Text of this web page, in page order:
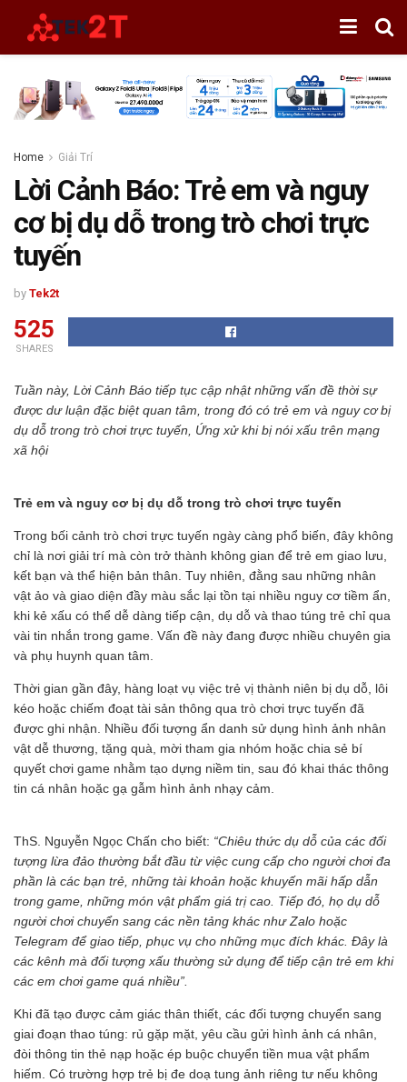
Home Giải Trí
Lời Cảnh Báo: Trẻ em và nguy
cơ bị dụ dỗ trong trò chơi trực
tuyến
by Tek2t
525
SHARES
Tuần này, Lời Cảnh Báo tiếp tục cập nhật những vấn đề thời sự
được dư luận đặc biệt quan tâm, trong đó có trẻ em và nguy cơ bị
dụ dỗ trong trò chơi trực tuyến, Ứng xử khi bị nói xấu trên mạng
xã hội
Trẻ em và nguy cơ bị dụ dỗ trong trò chơi trực tuyến
Trong bối cảnh trò chơi trực tuyến ngày càng phổ biến, đây không
chỉ là nơi giải trí mà còn trở thành không gian để trẻ em giao lưu,
kết bạn và thể hiện bản thân. Tuy nhiên, đằng sau những nhân
vật ảo và giao diện đầy màu sắc lại tồn tại nhiều nguy cơ tiềm ẩn,
khi kẻ xấu có thể dễ dàng tiếp cận, dụ dỗ và thao túng trẻ chỉ qua
vài tin nhắn trong game. Vấn đề này đang được nhiều chuyên gia
và phụ huynh quan tâm.
Thời gian gần đây, hàng loạt vụ việc trẻ vị thành niên bị dụ dỗ, lôi
kéo hoặc chiếm đoạt tài sản thông qua trò chơi trực tuyến đã
được ghi nhận. Nhiều đối tượng ẩn danh sử dụng hình ảnh nhân
vật dễ thương, tặng quà, mời tham gia nhóm hoặc chia sẻ bí
quyết chơi game nhằm tạo dựng niềm tin, sau đó khai thác thông
tin cá nhân hoặc gạ gẫm hình ảnh nhạy cảm.
ThS. Nguyễn Ngọc Chấn cho biết: “Chiêu thức dụ dỗ của các đối
tượng lừa đảo thường bắt đầu từ việc cung cấp cho người chơi đa
phần là các bạn trẻ, những tài khoản hoặc khuyến mãi hấp dẫn
trong game, những món vật phẩm giá trị cao. Tiếp đó, họ dụ dỗ
người chơi chuyển sang các nền tảng khác như Zalo hoặc
Telegram để giao tiếp, phục vụ cho những mục đích khác. Đây là
các kênh mà đối tượng xấu thường sử dụng để tiếp cận trẻ em khi
các em chơi game quá nhiều”.
Khi đã tạo được cảm giác thân thiết, các đối tượng chuyển sang
giai đoạn thao túng: rủ gặp mặt, yêu cầu gửi hình ảnh cá nhân,
đòi thông tin thẻ nạp hoặc ép buộc chuyển tiền mua vật phẩm
hiếm. Có trường hợp trẻ bị đe doạ tung ảnh riêng tư nếu không